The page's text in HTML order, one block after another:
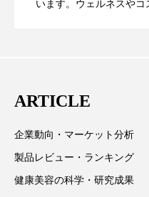
います。ウェルネスや
保を目的とした手法を開
ARTICLE
企業動向・マーケット分析
製品レビュー・ランキング
健康美容の科学・研究成果